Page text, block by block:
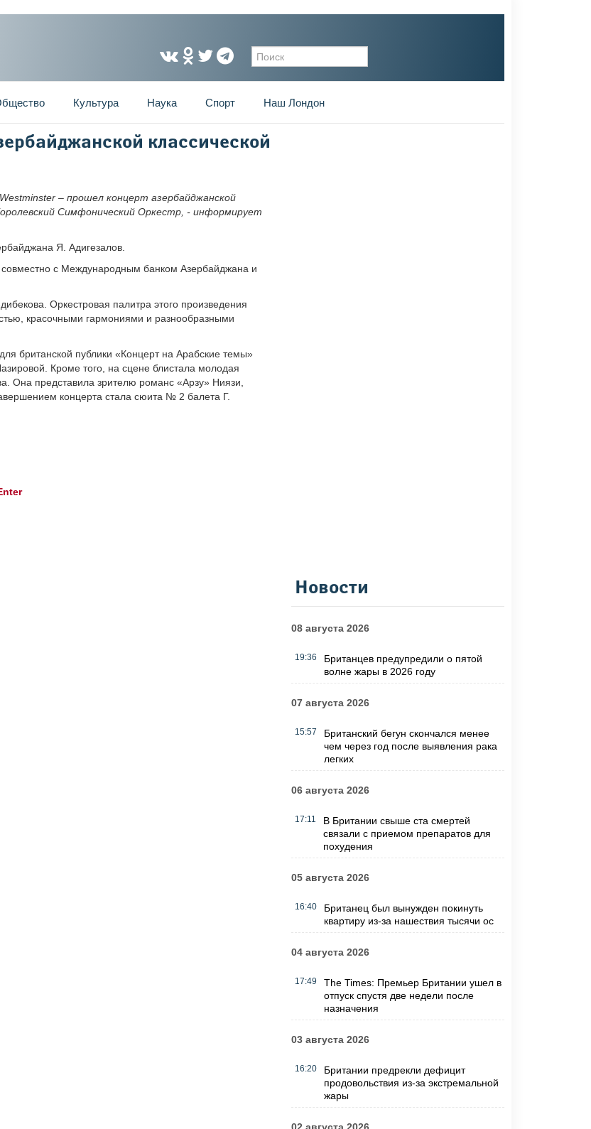
Форма поиска
Культура Наука Спорт Наш Лондон
классической
– прошел концерт азербайджанской
Симфонический Оркестр, - информирует
Я. Адигезалов.
совместно с Международным банком Азербайджана и
Оркестровая палитра этого произведения
красочными гармониями и разнообразными
британской публики «Концерт на Арабские темы»
Кроме того, на сцене блистала молодая
Она представила зрителю романс «Арзу» Ниязи,
концерта стала сюита № 2 балета Г.
Новости
08 августа 2026
19:36
Британцев предупредили о пятой
волне жары в 2026 году
07 августа 2026
15:57
Британский бегун скончался менее
чем через год после выявления рака
легких
06 августа 2026
17:11
В Британии свыше ста смертей
связали с приемом препаратов для
похудения
05 августа 2026
16:40
Британец был вынужден покинуть
квартиру из-за нашествия тысячи ос
04 августа 2026
17:49
The Times: Премьер Британии ушел в
отпуск спустя две недели после
назначения
03 августа 2026
16:20
Британии предрекли дефицит
продовольствия из-за экстремальной
жары